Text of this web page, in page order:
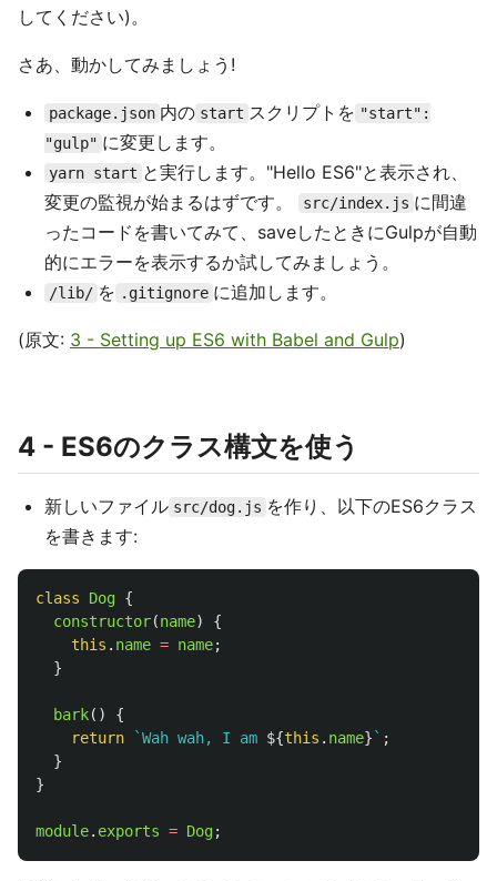
してください)。
さあ、動かしてみましょう!
package.json 内の start スクリプトを "start":
"gulp" に変更します。
yarn start と実行します。"Hello ES6"と表示され、
変更の監視が始まるはずです。
src/index.js に間違
ったコードを書いてみて、saveしたときにGulpが自動
的にエラーを表示するか試してみましょう。
/lib/ を .gitignore に追加します。
(原文: 3 - Setting up ES6 with Babel and Gulp)
4 - ES6のクラス構文を使う
新しいファイル src/dog.js を作り、以下のES6クラス
を書きます:
class Dog {
constructor(name)
{
this . name = name;
}
bark()
{
return
`Wah wah, I am ${this . name} ` ;
}
}
module. exports = Dog;